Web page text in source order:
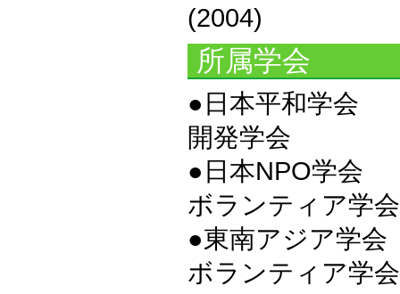
(2004)
所属学会
●日本
開発学会
●日本
ボランティア学会
●東南
ボランティア学会